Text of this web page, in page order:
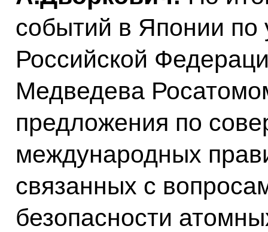
событий в Японии по
Российской
Медведева
предложения по
международных
связанных с
безопасности